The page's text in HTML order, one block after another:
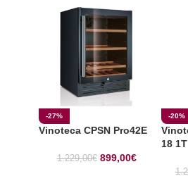
-27%
Vinoteca CPSN Pro42E
1.229,00€ 899,00€
-20%
18 1T